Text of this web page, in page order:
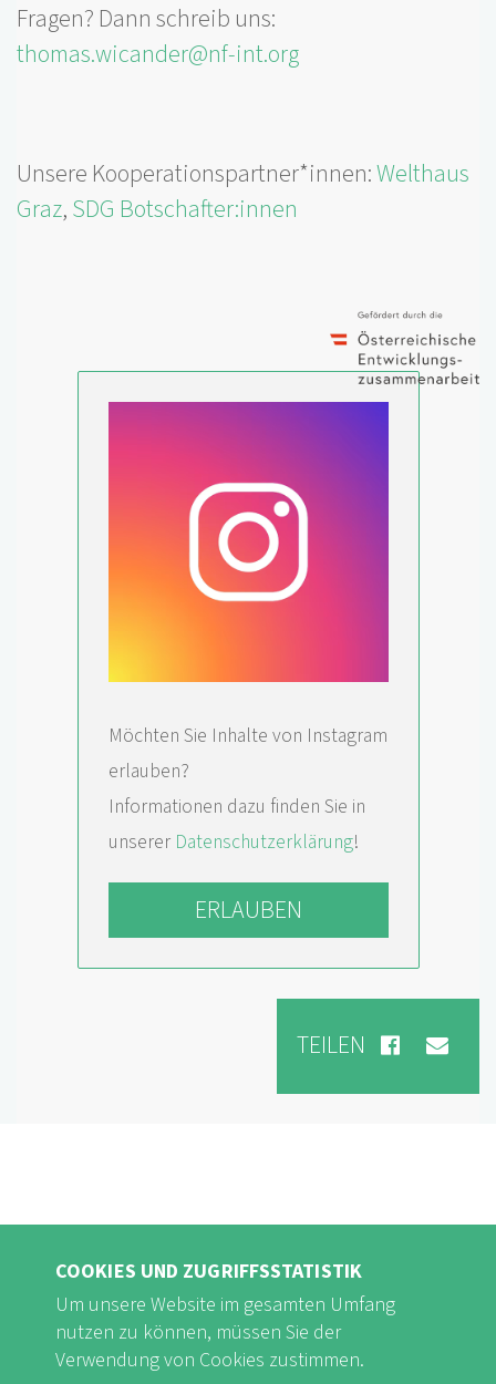
Fragen? Dann schreib uns:
thomas.wicander@nf-int.org
Unsere Kooperationspartner*innen:Welthaus
Graz,SDG Botschafter:innen
Möchten Sie Inhalte von Instagram
erlauben?
Informationen dazu finden Sie in
unserer Datenschutzerklärung!
ERLAUBEN
TEILEN
COOKIES UND ZUGRIFFSSTATISTIK
Um unsere Website im gesamten Umfang
nutzen zu können, müssen Sie der
Verwendung von Cookies zustimmen.